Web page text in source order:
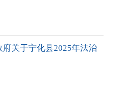
关于宁化县2025年法治